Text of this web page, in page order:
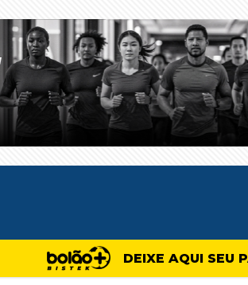
DEIXE AQUI SEU